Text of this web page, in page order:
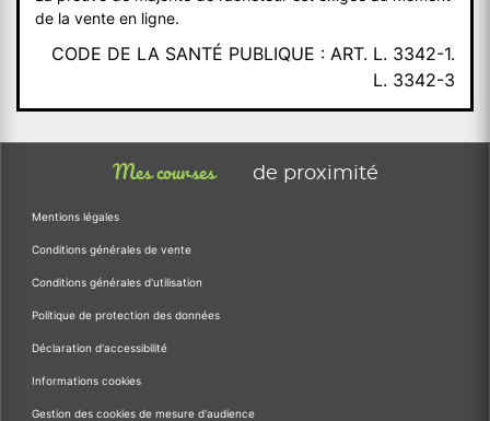
de la vente en ligne.
CODE DE LA SANTÉ PUBLIQUE : ART. L. 3342-1.
L. 3342-3
Mes courses de proximité
Mentions légales
Conditions générales de vente
Conditions générales d'utilisation
Politique de protection des données
Déclaration d'accessibilité
Informations cookies
Gestion des cookies de mesure d'audience